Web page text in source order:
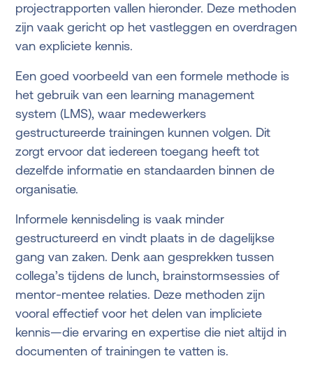
projectrapporten vallen hieronder. Deze methoden
zijn vaak gericht op het vastleggen en overdragen
van expliciete kennis.
Een goed voorbeeld van een formele methode is
het gebruik van een learning management
system (LMS), waar medewerkers
gestructureerde trainingen kunnen volgen. Dit
zorgt ervoor dat iedereen toegang heeft tot
dezelfde informatie en standaarden binnen de
organisatie.
Informele kennisdeling is vaak minder
gestructureerd en vindt plaats in de dagelijkse
gang van zaken. Denk aan gesprekken tussen
collega’s tijdens de lunch, brainstormsessies of
mentor-mentee relaties. Deze methoden zijn
vooral effectief voor het delen van impliciete
kennis—die ervaring en expertise die niet altijd in
documenten of trainingen te vatten is.